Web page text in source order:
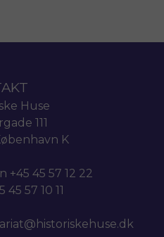
Huse
111
K
+45 45 57 12 22
45 57 10 11